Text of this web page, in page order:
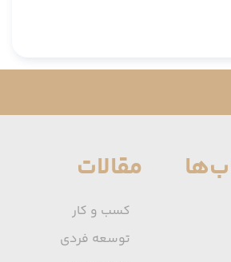
مقالات
کسب و کار
توسعه فردی